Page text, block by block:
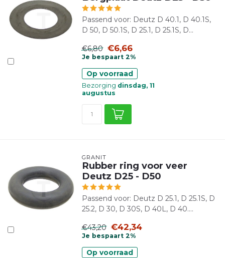
Passend voor: Deutz D 40.1, D 40.1S,
D 50, D 50.1S, D 25.1, D 25.1S, D...
€6,80 €6,66
Je bespaart 2%
Op voorraad
Bezorging dinsdag, 11
augustus
GRANIT
Rubber ring voor veer
Deutz D25 - D50
Passend voor: Deutz D 25.1, D 25.1S, D
25.2, D 30, D 30S, D 40L, D 40....
€43,20 €42,34
Je bespaart 2%
Op voorraad